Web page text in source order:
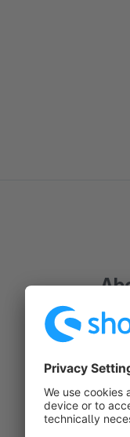
Mit